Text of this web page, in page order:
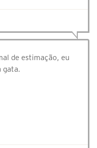
de estimação, eu
gata.